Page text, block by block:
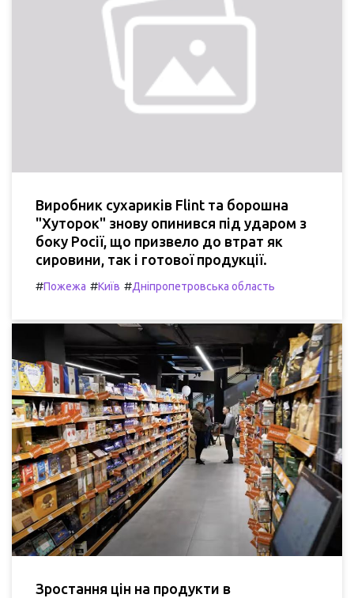
Виробник сухариків Flint та борошна
"Хуторок" знову опинився під ударом з
боку Росії, що призвело до втрат як
сировини, так і готової продукції.
#Пожежа #Київ #Дніпропетровська область
Зростання цін на продукти в